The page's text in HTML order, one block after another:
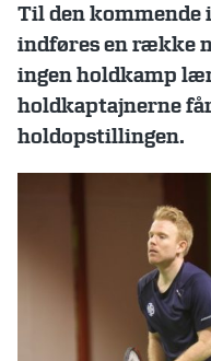
Til den
indføres en række
ingen holdkamp
holdkaptajnerne
holdopstillingen.